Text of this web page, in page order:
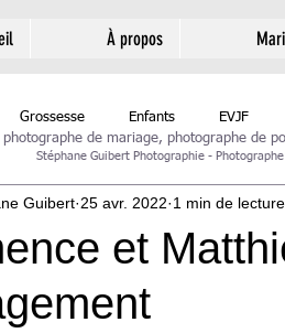
À propos
Grossesse Enfants EVJF
et
Guibert 25 avr. 2022 1 min de lecture
photographe de mariage, photographe de
Stéphane Guibert Photographie -